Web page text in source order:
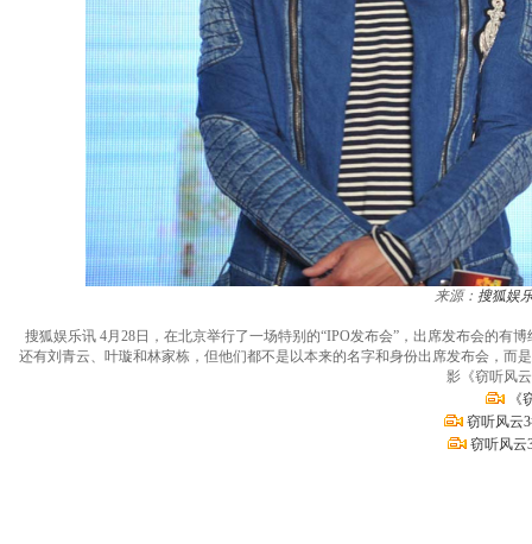
来源： 搜狐娱
搜狐娱乐讯 4月28日，在北京举行了一场特别的“IPO发布会”，出席发布会的有
还有刘青云、叶璇和林家栋，但他们都不是以本来的名字和身份出席发布会，
影《窃听风
《
窃听风云
窃听风云